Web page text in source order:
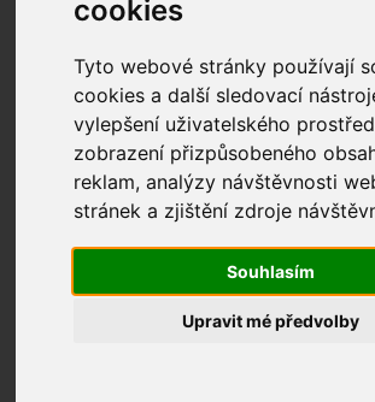
cookies
Tyto webové stránky používají
cookies a další sledovací
vylepšení uživatelského
zobrazení přizpůsobeného
reklam, analýzy návštěvnosti
stránek a zjištění zdroje
Souhlasím
Upravit mé předvolby